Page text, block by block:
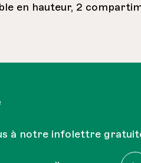
en hauteur, 2
à notre infolettre